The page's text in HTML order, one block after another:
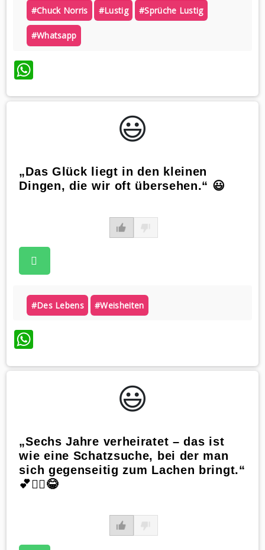
#chuck Norris #lustig #sprüche Lustig
#whatsapp
WhatsApp
😃️
„Das Glück liegt in den kleinen
Dingen, die wir oft übersehen.“ 😃
#des Lebens #weisheiten
WhatsApp
😃️
„Sechs Jahre verheiratet – das ist
wie eine Schatzsuche, bei der man
sich gegenseitig zum Lachen bringt.“
💕🏴‍☠️😂